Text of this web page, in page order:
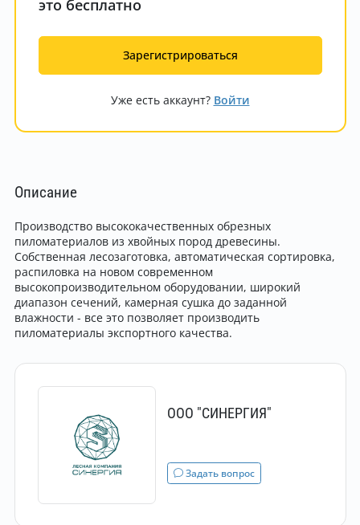
Описание
Производство высококачественных обрезных
пиломатериалов из хвойных пород древесины.
Собственная лесозаготовка, автоматическая сортировка,
распиловка на новом современном
высокопроизводительном оборудовании, широкий
диапазон сечений, камерная сушка до заданной
влажности - все это позволяет производить
пиломатериалы экспортного качества.
ООО "СИНЕРГИЯ"
Задать вопрос
это бесплатно
Зарегистрироваться
Уже есть аккаунт? Войти